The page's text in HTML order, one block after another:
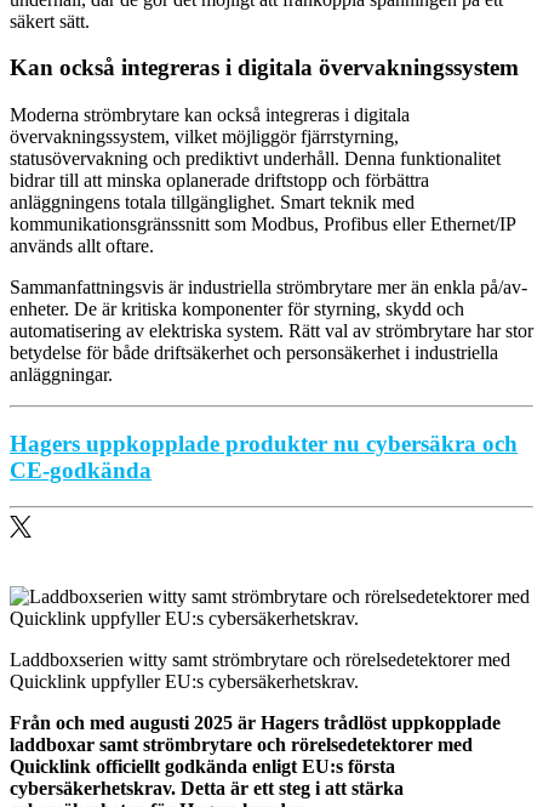
säkert sätt.
Kan också integreras i digitala övervakningssystem
Moderna strömbrytare kan också integreras i digitala
övervakningssystem, vilket möjliggör fjärrstyrning,
statusövervakning och prediktivt underhåll. Denna funktionalitet
bidrar till att minska oplanerade driftstopp och förbättra
anläggningens totala tillgänglighet. Smart teknik med
kommunikationsgränssnitt som Modbus, Profibus eller Ethernet/IP
används allt oftare.
Sammanfattningsvis är industriella strömbrytare mer än enkla på/av-
enheter. De är kritiska komponenter för styrning, skydd och
automatisering av elektriska system. Rätt val av strömbrytare har stor
betydelse för både driftsäkerhet och personsäkerhet i industriella
anläggningar.
Hagers uppkopplade produkter nu cybersäkra och
CE-godkända
Laddboxserien witty samt strömbrytare och rörelsedetektorer med
Quicklink uppfyller EU:s cybersäkerhetskrav.
Från och med augusti 2025 är Hagers trådlöst uppkopplade
laddboxar samt strömbrytare och rörelsedetektorer med
Quicklink officiellt godkända enligt EU:s första
cybersäkerhetskrav. Detta är ett steg i att stärka